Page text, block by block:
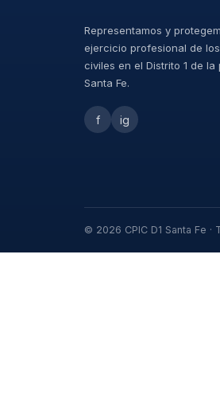
Representamos y
ejercicio profesional de
civiles en el Distrito 1 de la
Santa Fe.
f ig
© 2026 CPIC D1 Santa Fe